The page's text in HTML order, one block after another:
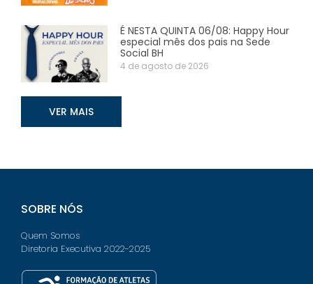
É NESTA QUINTA 06/08: Happy Hour
especial mês dos pais na Sede
Social BH
4 de agosto de 2026
VER MAIS
SOBRE NÓS
Quem Somos
Diretoria Executiva 2022-2025